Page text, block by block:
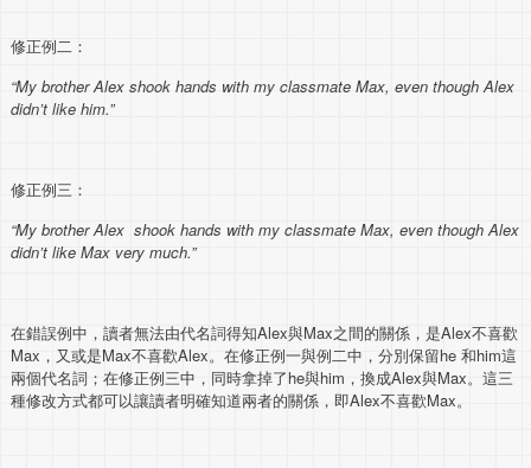
修正例二：
“My brother Alex shook hands with my classmate Max, even though Alex
didn’t like him.”
修正例三：
“My brother Alex shook hands with my classmate Max, even though Alex
didn’t like Max very much.”
在錯誤例中，讀者無法由代名詞得知Alex與Max之間的關係，是Alex不喜歡
Max，又或是Max不喜歡Alex。在修正例一與例二中，分別保留he 和him這
兩個代名詞；在修正例三中，同時拿掉了he與him，換成Alex與Max。這三
種修改方式都可以讓讀者明確知道兩者的關係，即Alex不喜歡Max。